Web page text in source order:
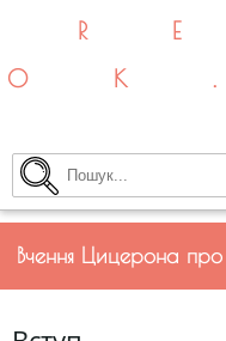
Вчення Цицерона